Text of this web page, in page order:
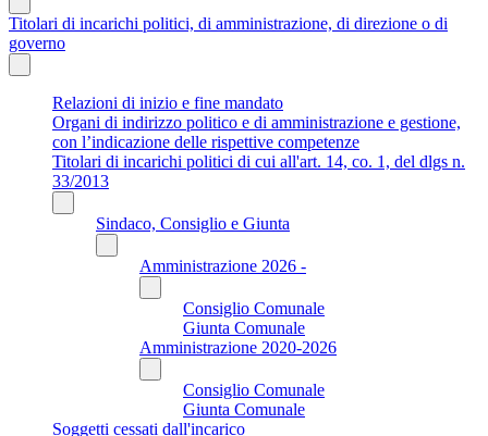
Titolari di incarichi politici, di amministrazione, di direzione o di
governo
Relazioni di inizio e fine mandato
Organi di indirizzo politico e di amministrazione e gestione,
con l’indicazione delle rispettive competenze
Titolari di incarichi politici di cui all'art. 14, co. 1, del dlgs n.
33/2013
Sindaco, Consiglio e Giunta
Amministrazione 2026 -
Consiglio Comunale
Giunta Comunale
Amministrazione 2020-2026
Consiglio Comunale
Giunta Comunale
Soggetti cessati dall'incarico